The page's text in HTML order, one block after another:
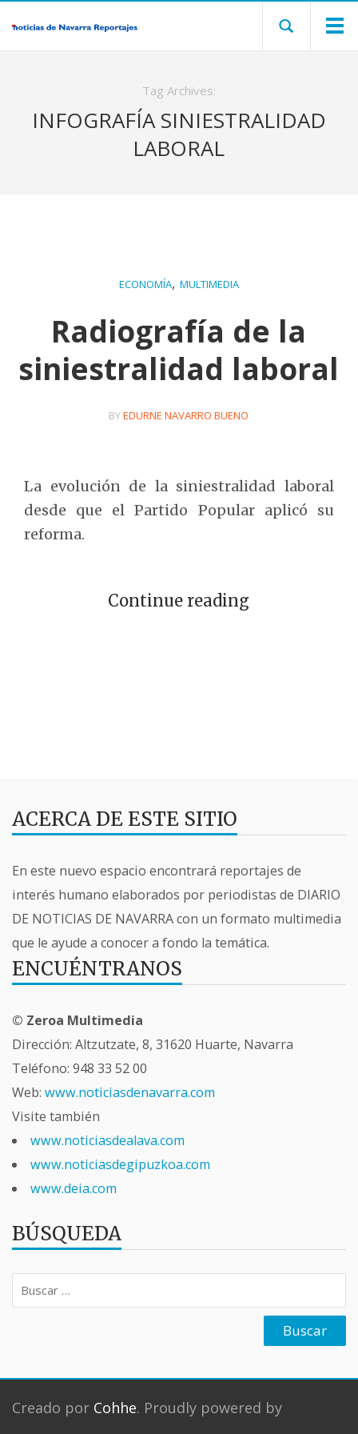
Tag Archives:
INFOGRAFÍA SINIESTRALIDAD
LABORAL
ECONOMÍA, MULTIMEDIA
Radiografía de la
siniestralidad laboral
BYEDURNE NAVARRO BUENO
La evolución de la siniestralidad laboral
desde que el Partido Popular aplicó su
reforma.
Continue reading
ACERCA DE ESTE SITIO
En este nuevo espacio encontrará reportajes de
interés humano elaborados por periodistas de DIARIO
DE NOTICIAS DE NAVARRA con un formato multimedia
que le ayude a conocer a fondo la temática.
ENCUÉNTRANOS
© Zeroa Multimedia
Dirección: Altzutzate, 8, 31620 Huarte, Navarra
Teléfono: 948 33 52 00
Web: www.noticiasdenavarra.com
Visite también
www.noticiasdealava.com
www.noticiasdegipuzkoa.com
www.deia.com
BÚSQUEDA
Buscar:
Creado por Cohhe. Proudly powered by